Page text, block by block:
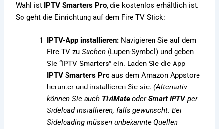
Wahl ist IPTV Smarters Pro, die kostenlos erhältlich ist.
So geht die Einrichtung auf dem Fire TV Stick:
IPTV-App installieren: Navigieren Sie auf dem
Fire TV zuSuchen (Lupen-Symbol) und geben
Sie “IPTV Smarters” ein. Laden Sie die App
IPTV Smarters Pro aus dem Amazon Appstore
herunter und installieren Sie sie.(Alternativ
können Sie auch TiviMate oderSmart IPTVper
Sideload installieren, falls gewünscht. Bei
Sideloading müssen unbekannte Quellen